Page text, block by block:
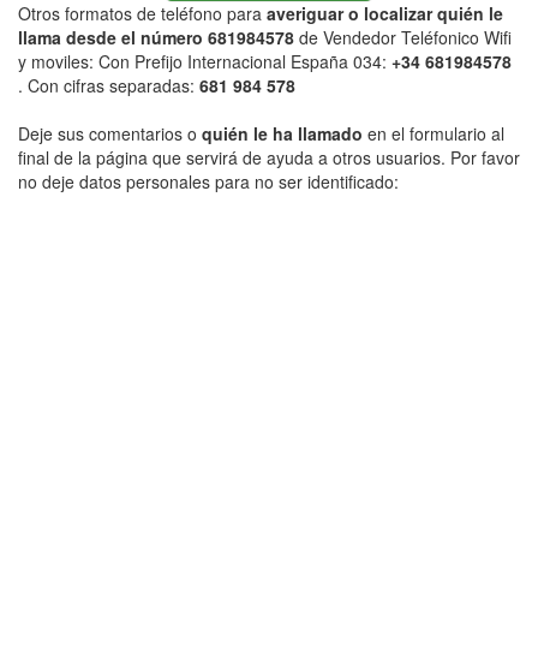
Otros formatos de teléfono para averiguar o localizar quién le
llama desde el número 681984578 de Vendedor Teléfonico Wifi
y moviles: Con Prefijo Internacional España 034: +34 681984578
. Con cifras separadas: 681 984 578
Deje sus comentarios o quién le ha llamado en el formulario al
final de la página que servirá de ayuda a otros usuarios. Por favor
no deje datos personales para no ser identificado: